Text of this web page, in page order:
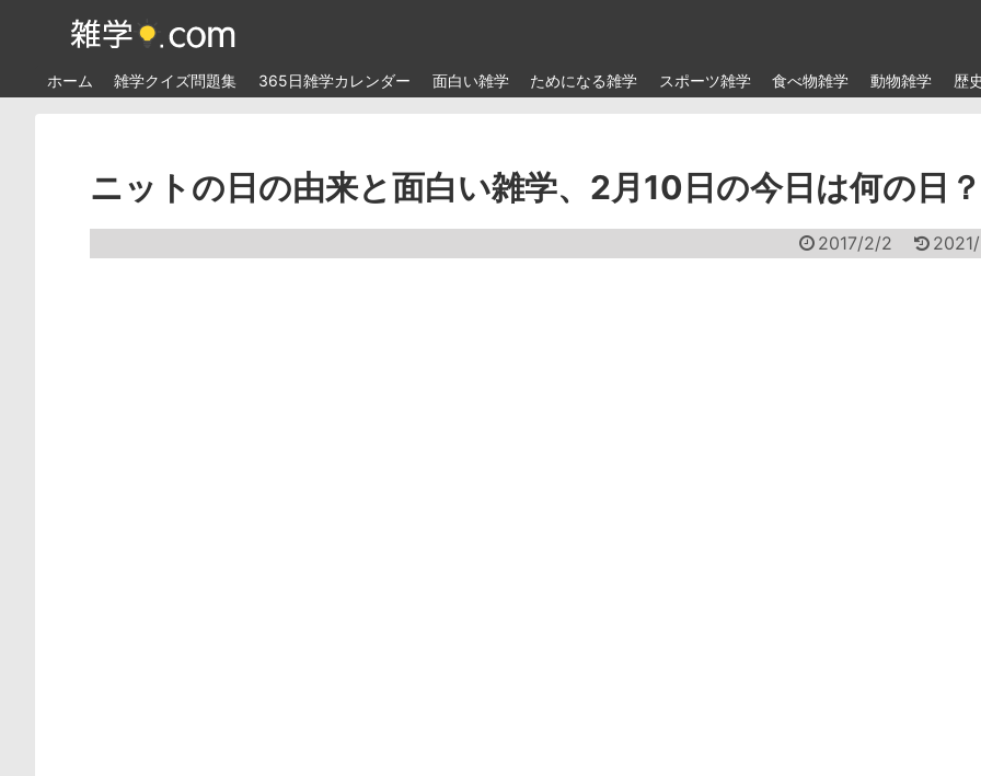
ホーム 雑学クイズ問題集 365日雑学カレンダー 面白い雑学 ためになる雑学 スポーツ雑学 食べ物雑学 動物雑学 歴
ニットの日の由来と面白い雑学、2月10日の今日は何の日？
2017/2/2